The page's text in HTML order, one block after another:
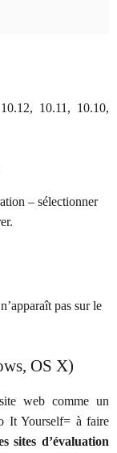
10.11, 10.10,
– sélectionner
pas sur le
OS X)
web comme un
It Yourself= à faire
sites d’évaluation